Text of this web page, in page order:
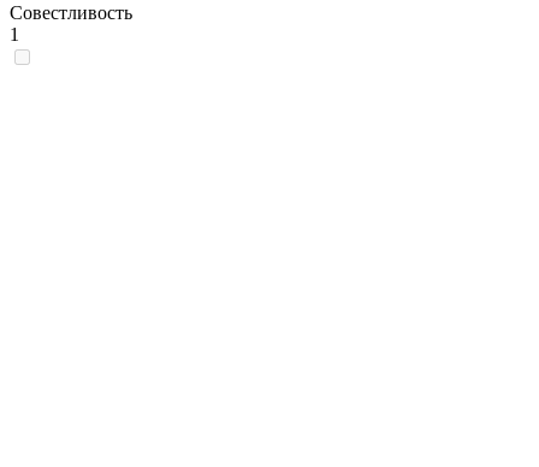
Совестливость
1